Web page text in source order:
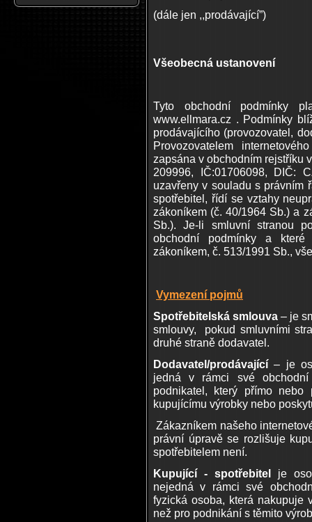
(dále jen ,,prodávající”)
Všeobecná ustanovení
Tyto obchodní podmínky
www.ellmara.cz . Podmínky
prodávajícího (provozovatel,
Provozovatelem
zapsána v obchodním rejstříku
209996, IČ:01706098, DIČ:
uzavřeny v souladu s právním
spotřebitel, řídí se vztahy
zákoníkem (č. 40/1964 Sb.) a
Sb.). Je-li smluvní stranou
obchodní podmínky a
zákoníkem, č. 513/1991 Sb.,
Vymezení pojmů
Spotřebitelská smlouva – je
smlouvy, pokud smluvními
druhé straně dodavatel.
Dodavatel/prodávající– je
jedná v rámci své
podnikatel, který přímo nebo
kupujícímu výrobky nebo
Zákazníkem našeho
právní úpravě se rozlišuje
spotřebitelem není.
Kupující - spotřebitel je
nejedná v rámci své
fyzická osoba, která nakupuje
než pro podnikání s těmito